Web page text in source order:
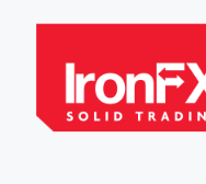
content